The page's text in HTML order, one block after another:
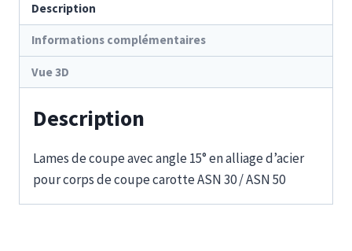
Description
Informations complémentaires
Vue 3D
Description
Lames de coupe avec angle 15° en alliage d’acier
pour corps de coupe carotte ASN 30 / ASN 50